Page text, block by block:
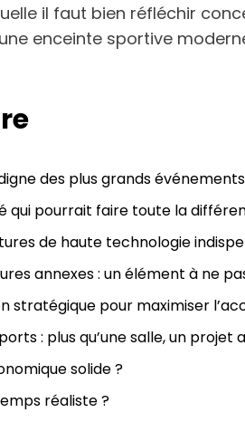
il faut bien réfléchir
enceinte sportive
des plus grands
qui pourrait faire toute la
de haute technologie
annexes : un élément à ne
stratégique pour maximiser
: plus qu’une salle, un projet
solide ?
réaliste ?